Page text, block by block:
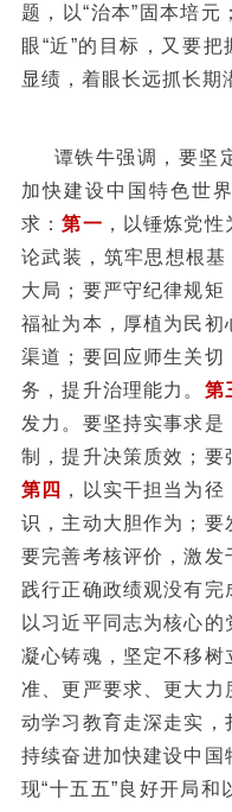
题，以“治本”固本培元；
眼“近”的目标，又要
显绩，着眼长远抓长期
谭铁牛强调，要坚
加快建设中国特色世
求：第一 ，以锤炼党
论武装，筑牢思想根基
大局；要严守纪律规
福祉为本，厚植为民初
渠道；要回应师生关切
务，提升治理能力。 第
发力。要坚持实事求
制，提升决策质效；要
第四 ，以实干担当为
识，主动大胆作为；要
要完善考核评价，激发
践行正确政绩观没有
以习近平同志为核心
凝心铸魂，坚定不移树
准、更严要求、更大力
动学习教育走深走实，
持续奋进加快建设中国
现“十五五”良好开局